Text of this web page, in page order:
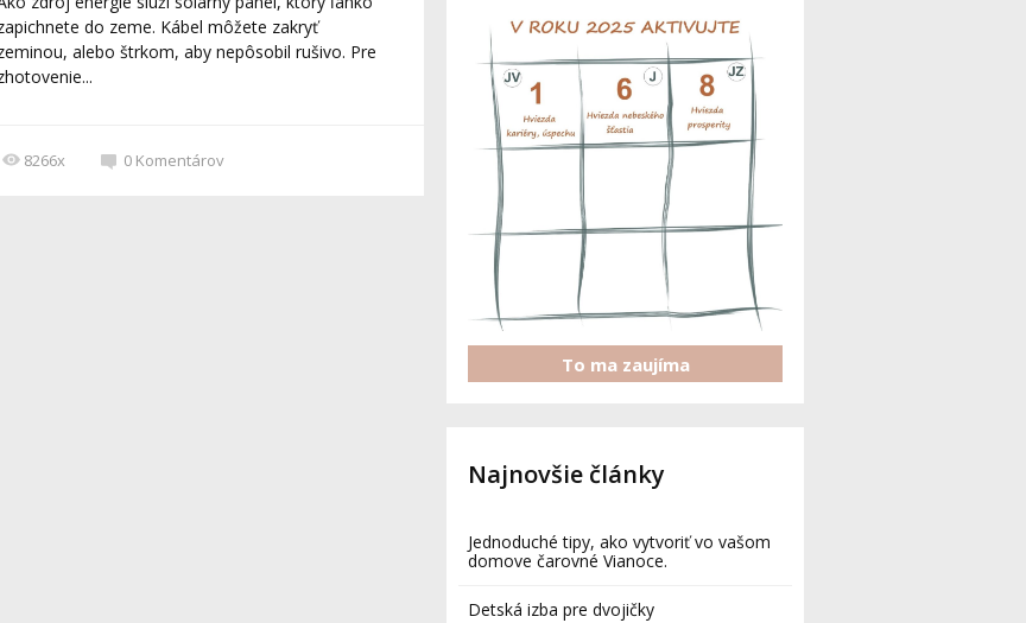
do zeme. Kábel môžete zakryť
alebo štrkom, aby nepôsobil rušivo. Pre
8266x 0 Komentárov
To ma zaujíma
Najnovšie články
Jednoduché tipy, ako vytvoriť vo vašom
domove čarovné Vianoce.
Detská izba pre dvojičky